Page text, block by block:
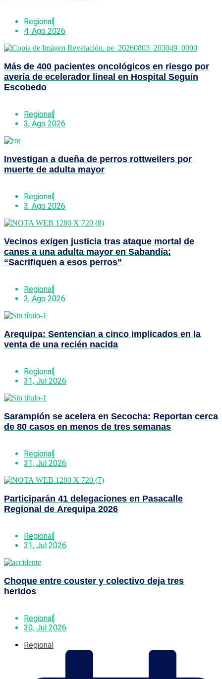
Regional
4, Ago 2026
Más de 400 pacientes oncológicos en riesgo por
avería de ecelerador lineal en Hospital Seguín
Escobedo
Regional
3, Ago 2026
Investigan a dueña de perros rottweilers por
muerte de adulta mayor
Regional
3, Ago 2026
Vecinos exigen justicia tras ataque mortal de
canes a una adulta mayor en Sabandía:
“Sacrifiquen a esos perros”
Regional
3, Ago 2026
Arequipa: Sentencian a cinco implicados en la
venta de una recién nacida
Regional
31, Jul 2026
Sarampión se acelera en Secocha: Reportan cerca
de 80 casos en menos de tres semanas
Regional
31, Jul 2026
Participarán 41 delegaciones en Pasacalle
Regional de Arequipa 2026
Regional
31, Jul 2026
Choque entre couster y colectivo deja tres
heridos
Regional
30, Jul 2026
Regional